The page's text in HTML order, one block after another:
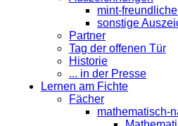
mint-
sonstige
Partner
Tag der offenen Tür
Historie
... in der Presse
Lernen am Fichte
Fächer
mathematisch-